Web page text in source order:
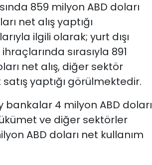
859 milyon ABD doları
net alış yaptığı
ilgili olarak; yurt dışı
sırasıyla 891
net alış, diğer sektör
yaptığı görülmektedir.
bankalar 4 milyon ABD doları
ve diğer sektörler
ABD doları net kullanım